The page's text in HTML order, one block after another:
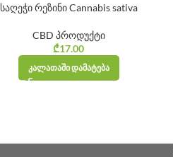
საღეჭი რეზინი Cannabis sativa
CBD პროდუქტი
₾17.00
ᲙᲐᲚᲐᲗᲐᲨᲘ ᲓᲐᲛᲐᲢᲔᲑᲐ